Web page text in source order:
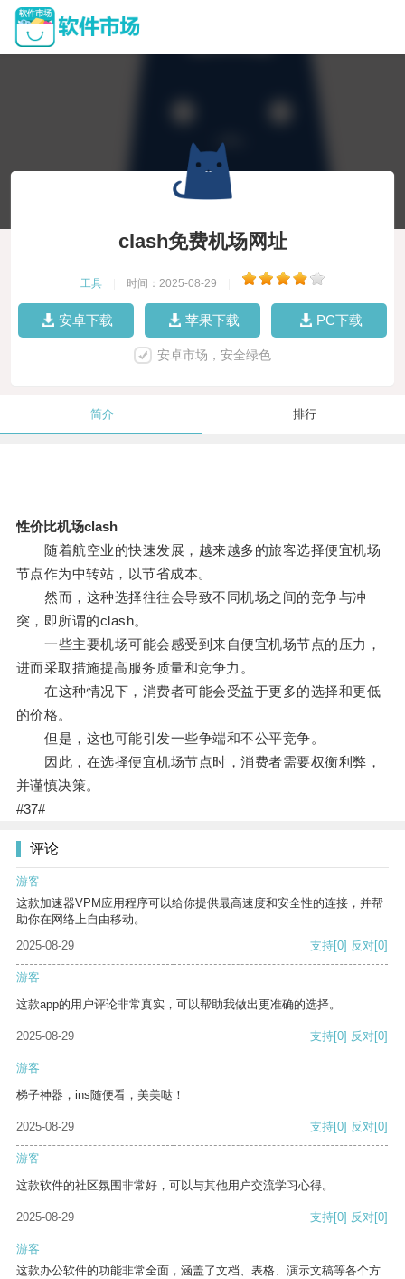
clash免费机场网址
工具 时间：2025-08-29
安卓下载 苹果下载 PC下载
安卓市场，安全绿色
简介 排行
性价比机场clash
随着航空业的快速发展，越来越多的旅客选择便宜机场
节点作为中转站，以节省成本。
然而，这种选择往往会导致不同机场之间的竞争与冲
突，即所谓的clash。
一些主要机场可能会感受到来自便宜机场节点的压力，
进而采取措施提高服务质量和竞争力。
在这种情况下，消费者可能会受益于更多的选择和更低
的价格。
但是，这也可能引发一些争端和不公平竞争。
因此，在选择便宜机场节点时，消费者需要权衡利弊，
并谨慎决策。
#37#
评论
游客
这款加速器VPM应用程序可以给你提供最高速度和安全性的连接，并帮
助你在网络上自由移动。
2025-08-29
支持[0] 反对[0]
游客
这款app的用户评论非常真实，可以帮助我做出更准确的选择。
2025-08-29 支持[0] 反对[0]
游客
梯子神器，ins随便看，美美哒！
2025-08-29 支持[0] 反对[0]
游客
这款软件的社区氛围非常好，可以与其他用户交流学习心得。
2025-08-29 支持[0] 反对[0]
游客
这款办公软件的功能非常全面，涵盖了文档、表格、演示文稿等各个方